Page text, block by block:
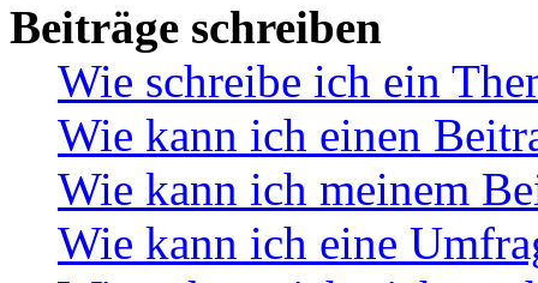
Beiträge schreiben
Wie schreibe ich ein
Wie kann ich einen
Wie kann ich meinem
Wie kann ich eine